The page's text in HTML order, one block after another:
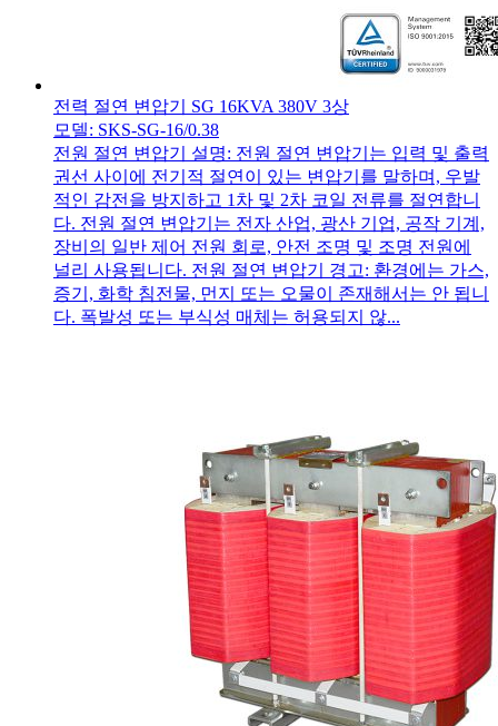
전력 절연 변압기 SG 16KVA 380V 3상
모델: SKS-SG-16/0.38
전원 절연 변압기 설명: 전원 절연 변압기는 입력 및 출력
권선 사이에 전기적 절연이 있는 변압기를 말하며, 우발
적인 감전을 방지하고 1차 및 2차 코일 전류를 절연합니
다. 전원 절연 변압기는 전자 산업, 광산 기업, 공작 기계,
장비의 일반 제어 전원 회로, 안전 조명 및 조명 전원에
널리 사용됩니다. 전원 절연 변압기 경고: 환경에는 가스,
증기, 화학 침전물, 먼지 또는 오물이 존재해서는 안 됩니
다. 폭발성 또는 부식성 매체는 허용되지 않...